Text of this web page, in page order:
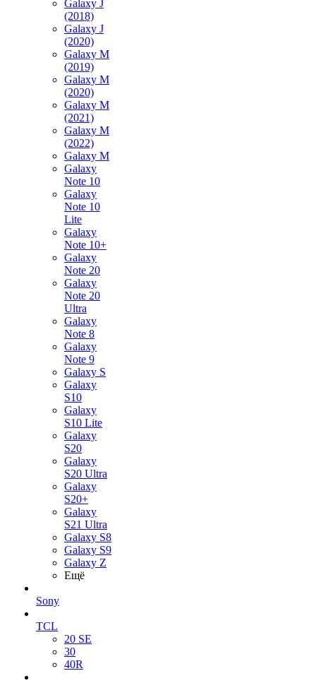
Galaxy J
(2018)
Galaxy J
(2020)
Galaxy M
(2019)
Galaxy M
(2020)
Galaxy M
(2021)
Galaxy M
(2022)
Galaxy M
Galaxy
Note 10
Galaxy
Note 10
Lite
Galaxy
Note 10+
Galaxy
Note 20
Galaxy
Note 20
Ultra
Galaxy
Note 8
Galaxy
Note 9
Galaxy S
Galaxy
S10
Galaxy
S10 Lite
Galaxy
S20
Galaxy
S20 Ultra
Galaxy
S20+
Galaxy
S21 Ultra
Galaxy S8
Galaxy S9
Galaxy Z
Ещё
Sony
TCL
20 SE
30
40R